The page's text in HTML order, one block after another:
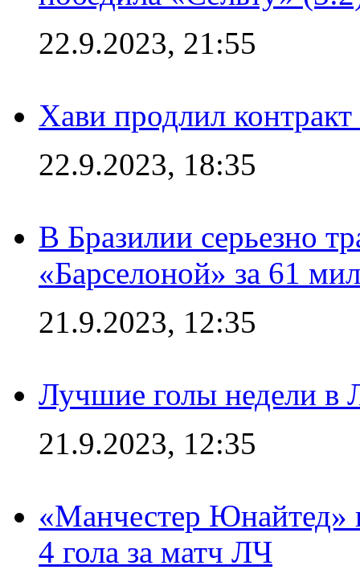
22.9.2023, 21:55
Хави продлил
22.9.2023, 18:35
В Бразилии серьезно
«Барселоной» за 61
21.9.2023, 12:35
Лучшие голы недели в
21.9.2023, 12:35
«Манчестер Юнайтед»
4 гола за матч ЛЧ